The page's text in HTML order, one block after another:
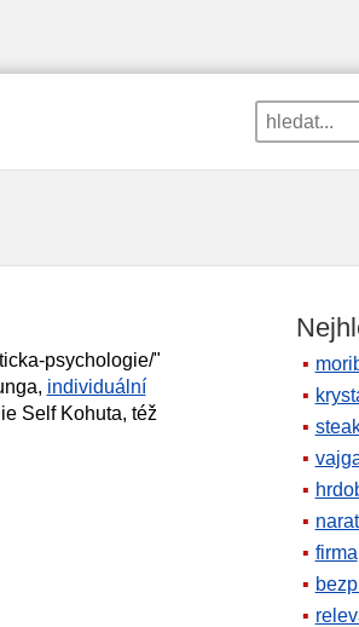
psychologie/"
individuální
Self Kohuta, též
firma